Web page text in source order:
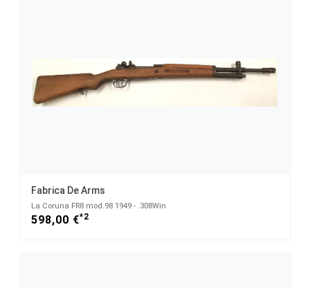
Fabrica De Arms
La Coruna FR8 mod.98 1949 - .308Win
598,00 €*2